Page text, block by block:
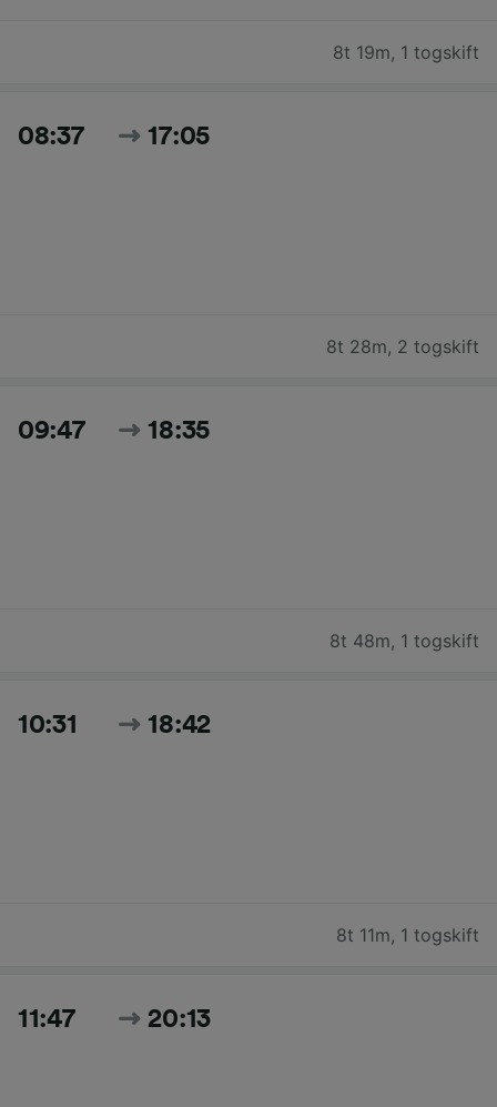
8t 19m, 1 togskift
08:37 17:05
8t 28m, 2 togskift
09:47 18:35
8t 48m, 1 togskift
10:31 18:42
8t 11m, 1 togskift
11:47 20:13